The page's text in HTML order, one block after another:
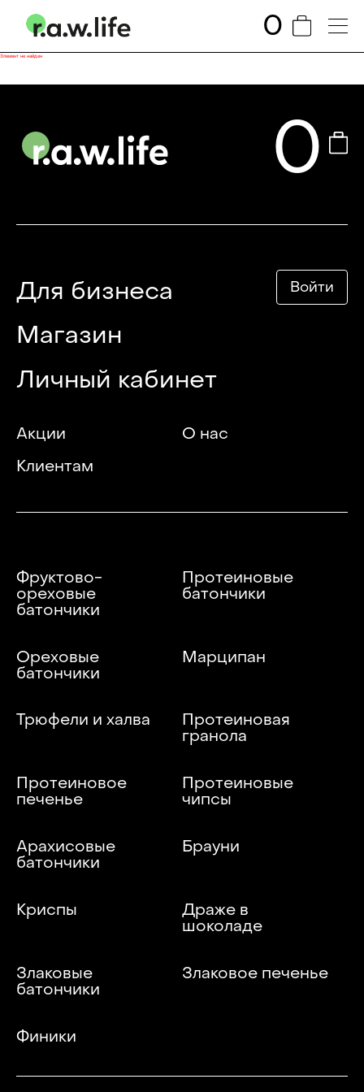
0
Элемент не найден
0
Личный кабинет
Магазин
Для бизнеса Войти
Акции
О нас
Клиентам
Фруктово-
ореховые
батончики
Протеиновые
батончики
Ореховые
батончики
Марципан
Трюфели и халва
Протеиновая
гранола
Протеиновое
печенье
Протеиновые
чипсы
Арахисовые
батончики
Брауни
Криспы
Драже в
шоколаде
Злаковые
батончики
Злаковое печенье
Финики